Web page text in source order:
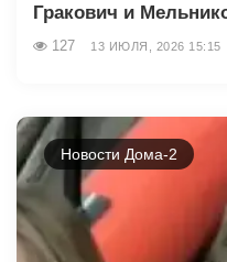
Гракович и
127 13 ИЮЛЯ, 2026 15:15
Новости Дома-2